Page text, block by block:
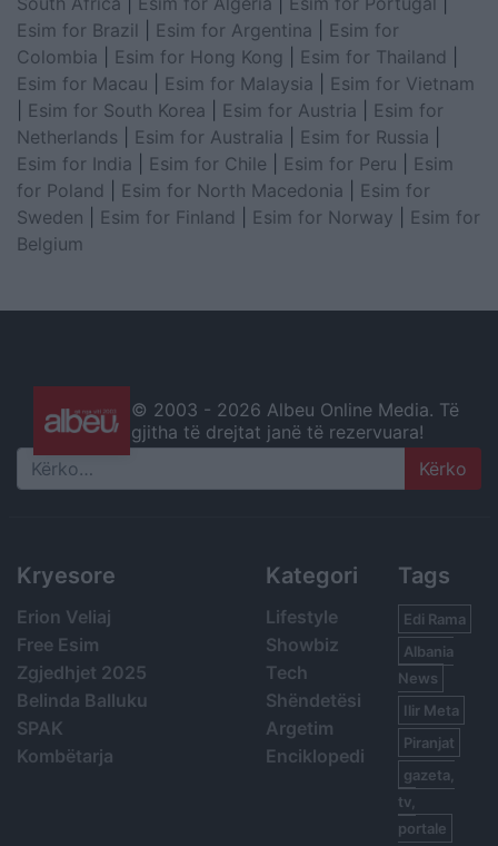
Esim for Brazil
Esim for Argentina
Esim for
Colombia
Esim for Hong Kong Esim for Thailand
Esim for Macau
Esim for Malaysia
Esim for Vietnam
Esim for South Korea Esim for Austria
Esim for
Netherlands
Esim for Australia Esim for Russia
Esim for India
Esim for Chile Esim for Peru
Esim
for Poland
Esim for North Macedonia
Esim for
Sweden
Esim for Finland Esim for Norway
Esim for
Belgium
© 2003 - 2026 Albeu Online Media. Të
gjitha të drejtat janë të rezervuara!
Search
Kryesore
Erion Veliaj
Free Esim
Zgjedhjet 2025
Belinda Balluku
SPAK
Kombëtarja
Kategori
Lifestyle
Showbiz
Tech
Shëndetësi
Argetim
Enciklopedi
Tags
Edi Rama
Albania
News
Ilir Meta
Piranjat
gazeta,
tv,
portale